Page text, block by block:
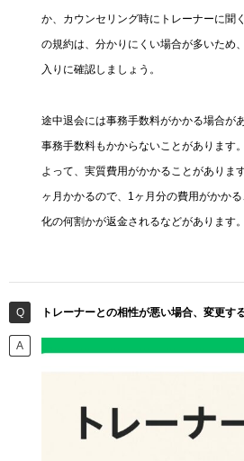
か、カウンセリング時にトレーナーに聞
の規約は、分かりにくい場合が多いため
入りに確認しましょう。
途中退会には事務手数料がかかる場合が
事務手数料もかからないことがあります
よって、実質費用がかかることがありま
ヶ月かかるので、1ヶ月分の費用がかか
化の何割かが返金されるなどがあります。
トレーナーとの相性が悪い場合、変更す